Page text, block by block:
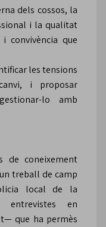
dels cossos, la
i la qualitat
convivència que
les tensions
i proposar
lo amb
de coneixement
treball de camp
local de la
entrevistes en
que ha permès